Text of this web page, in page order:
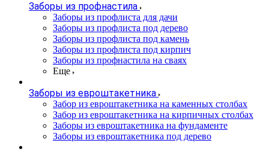
Заборы из профнастила
Заборы из профлиста для дачи
Заборы из профлиста под дерево
Заборы из профлиста под камень
Заборы из профлиста под кирпич
Заборы из профнастила на сваях
Еще
Заборы из евроштакетника
Забор из евроштакетника на каменных столбах
Забор из евроштакетника на кирпичных столбах
Заборы из евроштакетника на фундаменте
Заборы из евроштакетника под дерево